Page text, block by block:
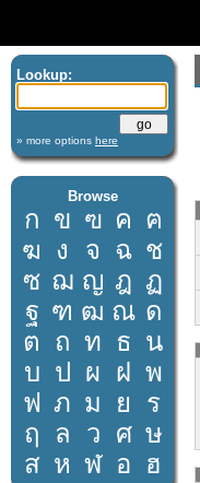
Lookup:
» more options here
Browse
ก ข ฃ ค ฅ
ฆ ง จ ฉ ช
ซ ฌ ญ ฎ ฏ
ฐ ฑ ฒ ณ ด
ต ถ ท ธ น
บ ป ผ ฝ พ
ฟ ภ ม ย
ร
ฤ
ล ว ศ ษ
ส ห ฬ อ ฮ